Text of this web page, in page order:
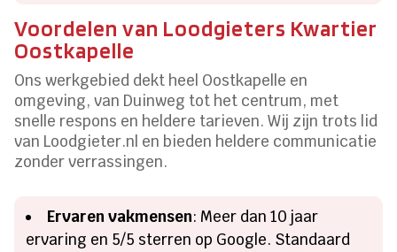
Voordelen van Loodgieters Kwartier
Oostkapelle
Ons werkgebied dekt heel Oostkapelle en
omgeving, van Duinweg tot het centrum, met
snelle respons en heldere tarieven. Wij zijn trots lid
van Loodgieter.nl en bieden heldere communicatie
zonder verrassingen.
Ervaren vakmensen: Meer dan 10 jaar
ervaring en 5/5 sterren op Google. Standaard